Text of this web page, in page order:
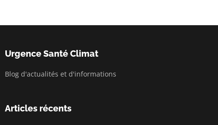
Urgence Santé Climat
Blog d'actualités et d'informations
Articles récents